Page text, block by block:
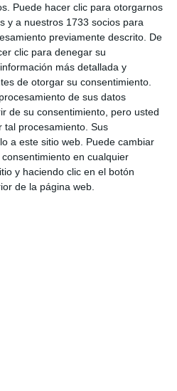
Puede hacer clic para otorgarnos
y a nuestros 1733 socios para
previamente descrito. De
clic para denegar su
más detallada y
de otorgar su consentimiento.
de sus datos
de su consentimiento, pero usted
tal procesamiento. Sus
a este sitio web. Puede cambiar
en cualquier
y haciendo clic en el botón
de la página web.
Lagunas celebra este
“el día del amor
y la amistad”
aborda el
de amistad y culpa
‘Dos Mares’
entre Rusia y